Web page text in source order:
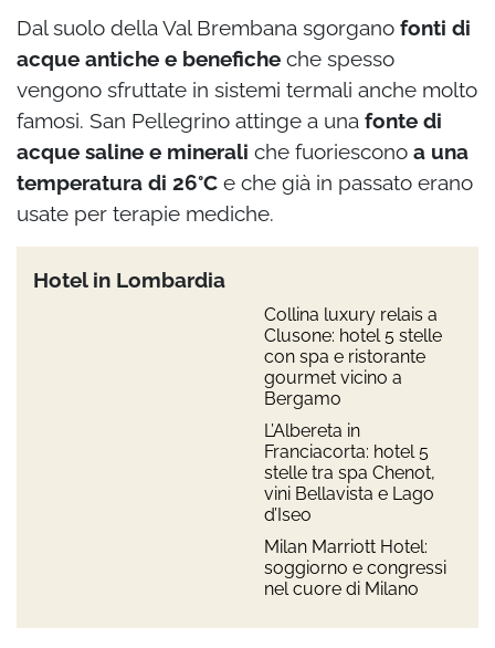
Dal suolo della Val Brembana sgorgano fonti di
acque antiche e benefiche che spesso
vengono sfruttate in sistemi termali anche molto
famosi. San Pellegrino attinge a una fonte di
acque saline e minerali che fuoriescono a una
temperatura di 26°C e che già in passato erano
usate per terapie mediche.
Hotel in Lombardia
Collina luxury relais a
Clusone: hotel 5 stelle
con spa e ristorante
gourmet vicino a
Bergamo
L’Albereta in
Franciacorta: hotel 5
stelle tra spa Chenot,
vini Bellavista e Lago
d’Iseo
Milan Marriott Hotel:
soggiorno e congressi
nel cuore di Milano